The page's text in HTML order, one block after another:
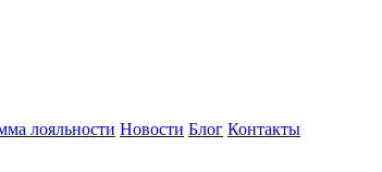
лояльности Новости Блог Контакты